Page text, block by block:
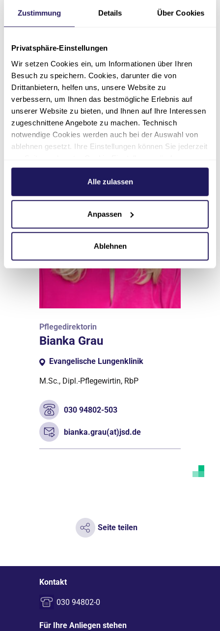
Zustimmung Details Über Cookies
Privatsphäre-Einstellungen
Wir setzen Cookies ein, um Informationen über Ihren
Besuch zu speichern. Cookies, darunter die von
Drittanbietern, helfen uns, unsere Website zu
verbessern, um Ihnen das bestmögliche Erlebnis auf
unserer Website zu bieten, und Ihnen auf Ihre Interessen
zugeschnittene Angebote zu machen. Technisch
notwendige Cookies werden auch bei der Auswahl von
ablehnen gesetzt. Ihre Einstellungen können Sie jederzeit
Weitere Informationen hierzu finden Sie in unserer
.
Alle zulassen
Anpassen
Ablehnen
Intensivmedizin – Notfallmedizin
anaesthesie.lungenklinik(at)jsd.de
030 94802-180
Pflegedirektorin
Bianka Grau
Evangelische Lungenklinik
M.Sc., Dipl.-Pflegewirtin, RbP
030 94802-503
bianka.grau(at)jsd.de
Seite teilen
Kontakt
030 94802-0
Für Ihre Anliegen stehen